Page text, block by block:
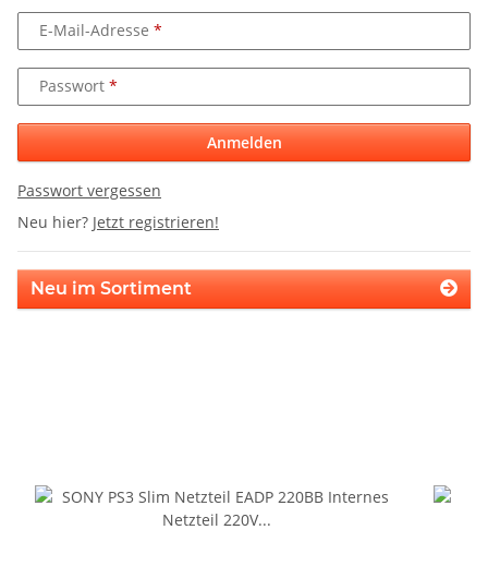
E-Mail-Adresse
Passwort
Anmelden
Passwort vergessen
Neu hier? Jetzt registrieren!
Neu im Sortiment